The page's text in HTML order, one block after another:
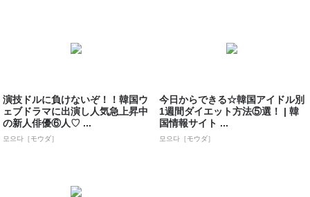
演技ドルに負けないぞ！！韓国ウ
ェブドラマに出演し人気急上昇中
の新人俳優⑥人♡ ...
모으다［モウダ］
今日からできる☆韓国アイドル別
1週間ダイエット方法⑤選！ | 韓
国情報サイト ...
모으다［モウダ］